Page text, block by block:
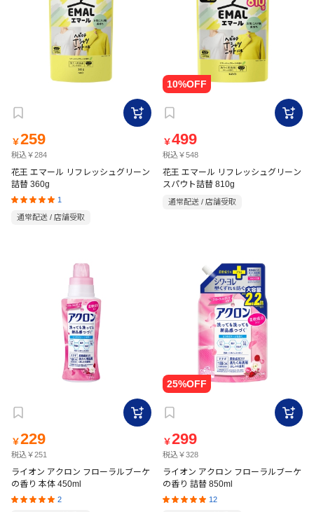
￥259
税込￥284
花王 エマール リフレッシュグリーン
詰替 360g
1
通常配送 / 店舗受取
￥499
税込￥548
花王 エマール リフレッシュグリーン
スパウト詰替 810g
通常配送 / 店舗受取
￥229
税込￥251
ライオン アクロン フローラルブーケ
の香り 本体 450ml
2
￥299
税込￥328
ライオン アクロン フローラルブーケ
の香り 詰替 850ml
12